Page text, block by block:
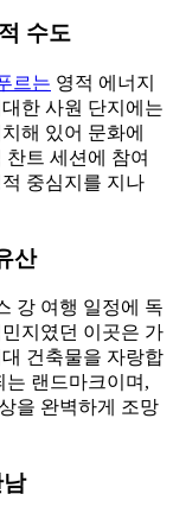
수도
르는 영적 에너지
한 사원 단지에는
해 있어 문화에
트 세션에 참여
중심지를 지나
산
강 여행 일정에 독
지였던 이곳은 가
건축물을 자랑합
는 랜드마크이며,
을 완벽하게 조망